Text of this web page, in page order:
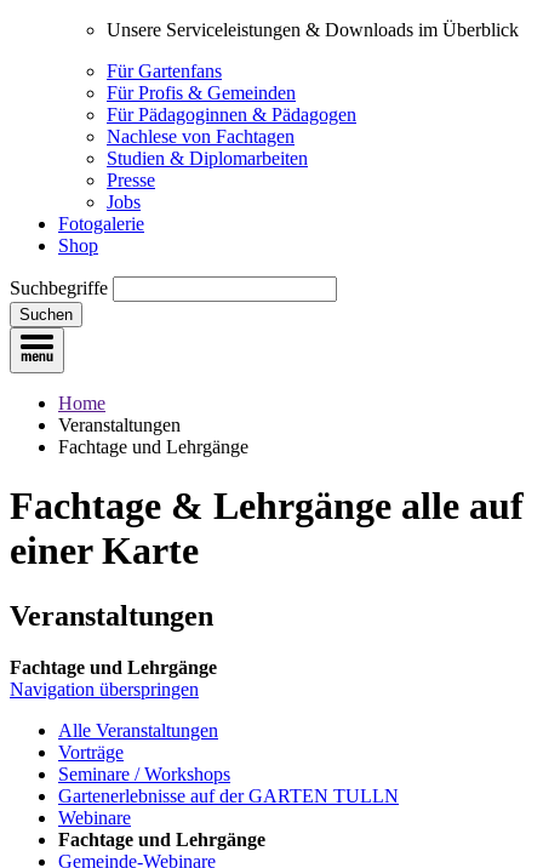
Unsere Serviceleistungen & Downloads im Überblick
Für Gartenfans
Für Profis & Gemeinden
Für Pädagoginnen & Pädagogen
Nachlese von Fachtagen
Studien & Diplomarbeiten
Presse
Jobs
Fotogalerie
Shop
Suchbegriffe
Suchen
Home
Veranstaltungen
Fachtage und Lehrgänge
Fachtage & Lehrgänge alle auf
einer Karte
Veranstaltungen
Fachtage und Lehrgänge
Navigation überspringen
Alle Veranstaltungen
Vorträge
Seminare / Workshops
Gartenerlebnisse auf der GARTEN TULLN
Webinare
Fachtage und Lehrgänge
Gemeinde-Webinare